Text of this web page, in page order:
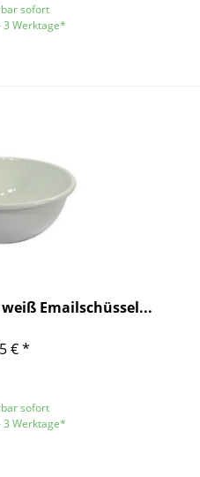
sofort
3 Werktage*
weiß Emailschüssel...
€ *
sofort
3 Werktage*